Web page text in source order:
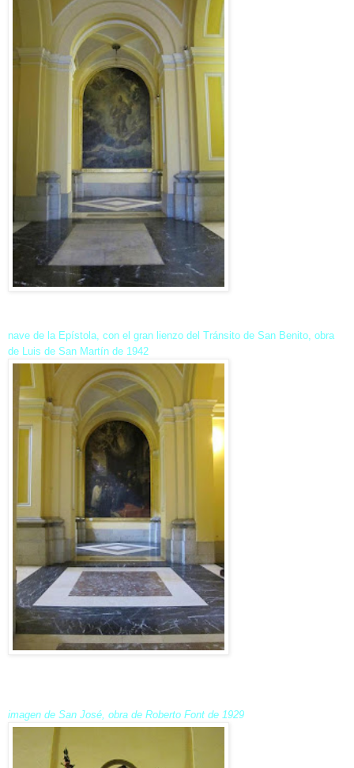
nave de la Epístola, con el gran lienzo del Tránsito de San Benito, obra
de Luis de San Martín de 1942
imagen de San José, obra de Roberto Font de 1929